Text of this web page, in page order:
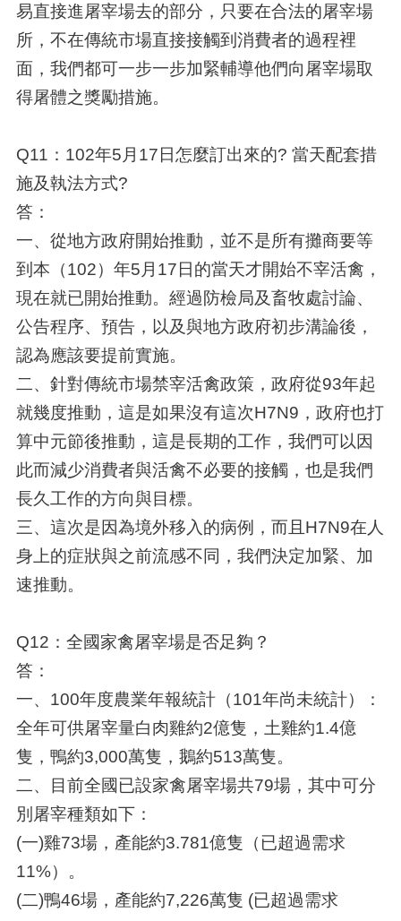
易直接進屠宰場去的部分，只要在合法的屠宰場
所，不在傳統市場直接接觸到消費者的過程裡
面，我們都可一步一步加緊輔導他們向屠宰場取
得屠體之獎勵措施。
Q11：102年5月17日怎麼訂出來的? 當天配套措
施及執法方式?
答：
一、從地方政府開始推動，並不是所有攤商要等
到本（102）年5月17日的當天才開始不宰活禽，
現在就已開始推動。經過防檢局及畜牧處討論、
公告程序、預告，以及與地方政府初步溝論後，
認為應該要提前實施。
二、針對傳統市場禁宰活禽政策，政府從93年起
就幾度推動，這是如果沒有這次H7N9，政府也打
算中元節後推動，這是長期的工作，我們可以因
此而減少消費者與活禽不必要的接觸，也是我們
長久工作的方向與目標。
三、這次是因為境外移入的病例，而且H7N9在人
身上的症狀與之前流感不同，我們決定加緊、加
速推動。
Q12：全國家禽屠宰場是否足夠？
答：
一、100年度農業年報統計（101年尚未統計）：
全年可供屠宰量白肉雞約2億隻，土雞約1.4億
隻，鴨約3,000萬隻，鵝約513萬隻。
二、目前全國已設家禽屠宰場共79場，其中可分
別屠宰種類如下：
(一)雞73場，產能約3.781億隻（已超過需求
11%）。
(二)鴨46場，產能約7,226萬隻 (已超過需求